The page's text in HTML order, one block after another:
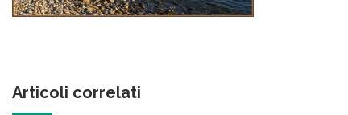
Articoli correlati